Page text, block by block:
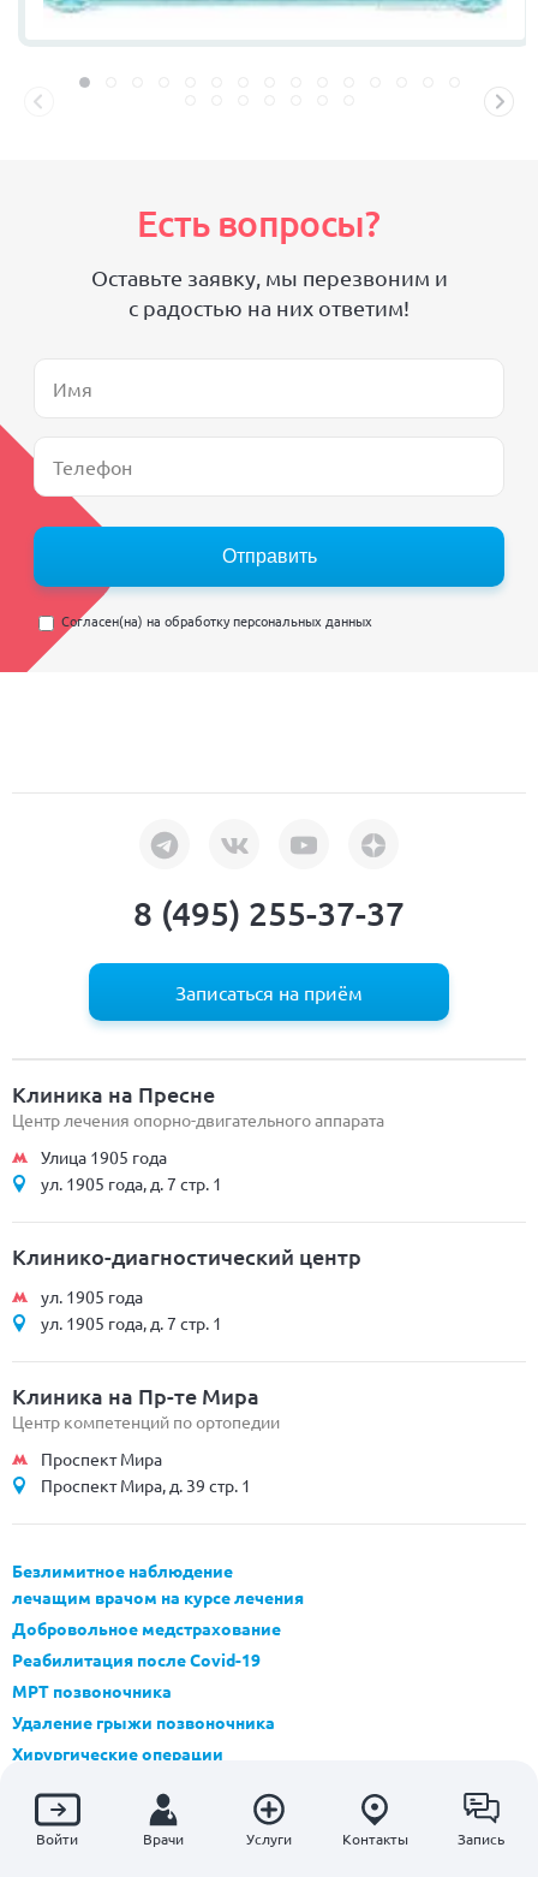
Есть вопросы?
Оставьте заявку, мы перезвоним и
с радостью на них ответим!
Отправить
Согласен(на) на обработку персональных данных
8 (495) 255-37-37
Записаться на приём
Клиника на Пресне
Центр лечения опорно-двигательного аппарата
Улица 1905 года
ул. 1905 года, д. 7 стр. 1
Клинико-диагностический центр
ул. 1905 года
ул. 1905 года, д. 7 стр. 1
Клиника на Пр-те Мира
Центр компетенций по ортопедии
Проспект Мира
Проспект Мира, д. 39 стр. 1
Безлимитное наблюдение
лечащим врачом на курсе лечения
Добровольное медстрахование
Реабилитация после Covid-19
МРТ позвоночника
Удаление грыжи позвоночника
Хирургические операции
Приложение Panacea
Реферальная программа
Войти Врачи Услуги Контакты Запись